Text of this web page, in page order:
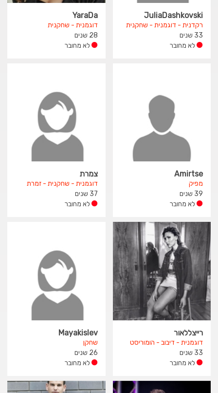
JuliaDashkovski
רקדנית - דוגמנית - שחקנית
33 שנים
לא מחובר
YaraDa
דוגמנית - שחקנית
28 שנים
לא מחובר
Amirtse
מפיק
39 שנים
לא מחובר
צמרת
דוגמנית - שחקנית - זמרת
37 שנים
לא מחובר
רייצללאור
דוגמנית - דיבוב - הומוריסט
33 שנים
לא מחובר
Mayakislev
שחקן
26 שנים
לא מחובר